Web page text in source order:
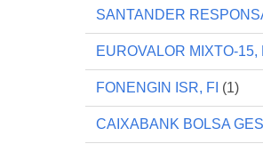
SANTANDER
EUROVALOR MIXTO-15,
FONENGIN ISR, FI (1)
CAIXABANK BOLSA